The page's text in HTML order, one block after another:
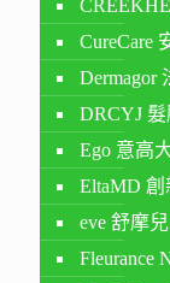
CureCare
Dermagor
DRCYJ
Ego 意高
EltaMD
eve 舒摩兒
Fleurance